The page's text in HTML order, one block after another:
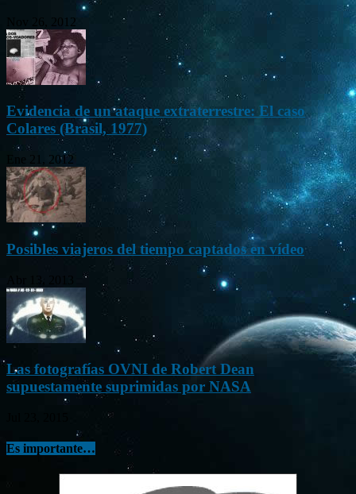
Nov 26, 2012
Evidencia de un ataque extraterrestre: El caso
Colares (Brasil, 1977)
Ene 21, 2012
Posibles viajeros del tiempo captados en vídeo
Las fotografías OVNI de Robert Dean
supuestamente suprimidas por NASA
Es importante…